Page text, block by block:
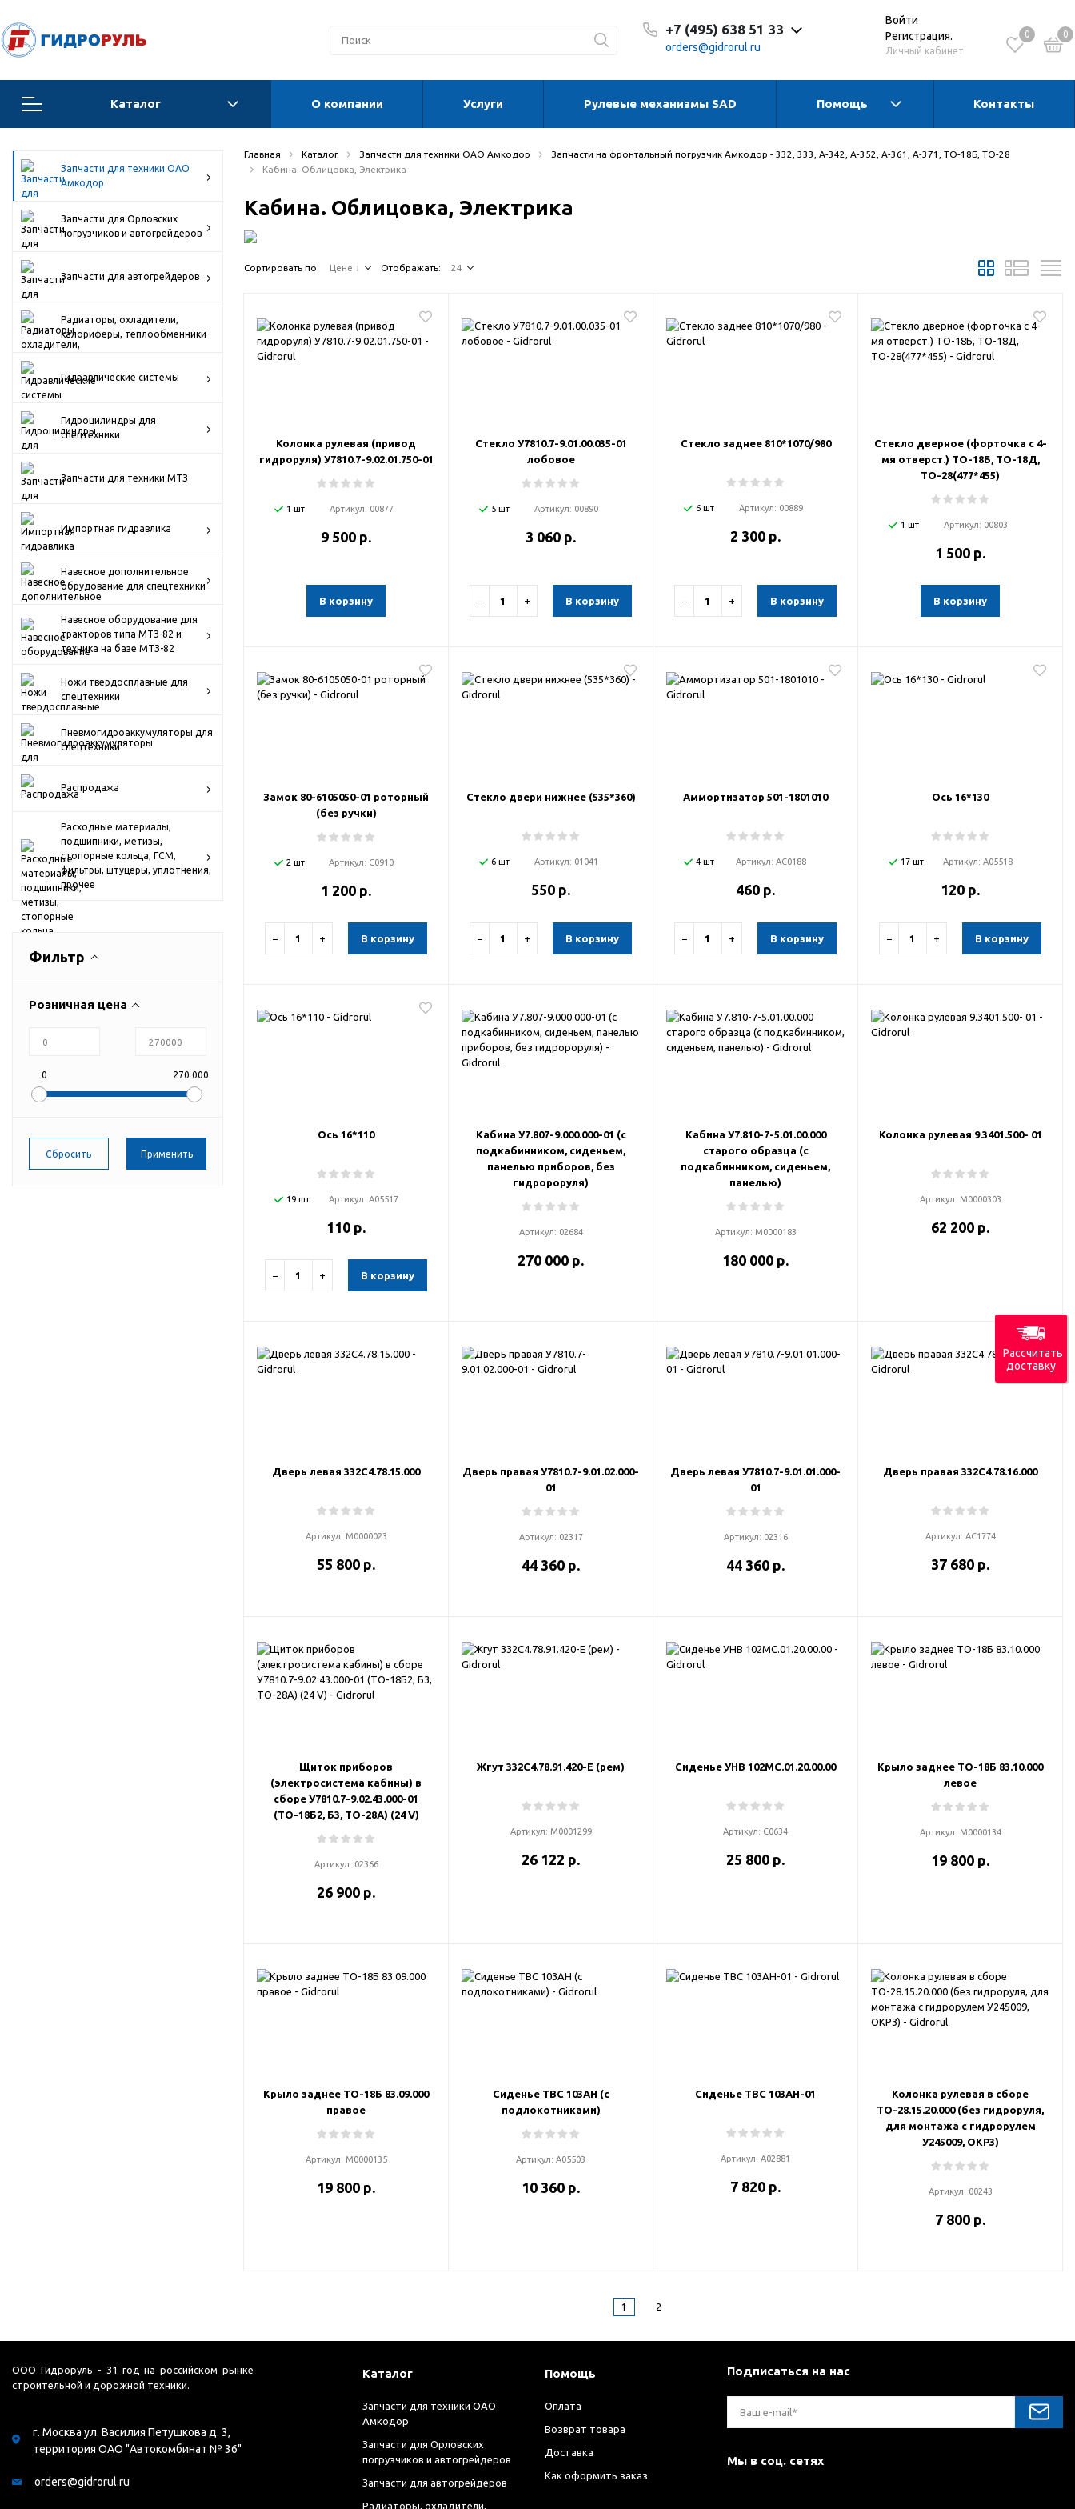
+7 (495) 638 51 33
orders@gidrorul.ru
С 8:30 до 17:30 Пн-Чт
Войти
Регистрация.
Личный кабинет
0 0
Каталог
Запчасти для Орловских погрузчиков и
автогрейдеров
Запчасти для автогрейдеров
Радиаторы, охладители, калориферы,
теплообменники
Гидроцилиндры для спецтехники
Запчасти для техники МТЗ
Импортная гидравлика
Навесное дополнительное
обрудование для спецтехники
Навесное оборудование для тракторов
типа МТЗ-82 и техника на базе МТЗ-82
Ножи твердосплавные для спецтехники
спецтехники
Распродажа
Расходные материалы, подшипники,
метизы, стопорные кольца, ГСМ,
О компании Услуги Рулевые механизмы SAD Помощь Контакты
Запчасти для техники ОАО
Амкодор
Запчасти для Орловских
погрузчиков и автогрейдеров
Запчасти для автогрейдеров
Радиаторы, охладители,
калориферы, теплообменники
Гидравлические системы
Гидроцилиндры для
спецтехники
Запчасти для техники МТЗ
Импортная гидравлика
Навесное дополнительное
обрудование для спецтехники
Навесное оборудование для
тракторов типа МТЗ-82 и
техника на базе МТЗ-82
Ножи твердосплавные для
спецтехники
Пневмогидроаккумуляторы для
спецтехники
Распродажа
Расходные материалы,
подшипники, метизы,
стопорные кольца, ГСМ,
фильтры, штуцеры, уплотнения,
прочее
Фильтр
Розничная цена
0 270 000
Главная Каталог Запчасти для техники ОАО Амкодор
Запчасти на фронтальный погрузчик Амкодор - 332, 333, А-342, А-352, А-361, А-371, ТО-18Б, ТО-28
Кабина. Облицовка, Электрика
Кабина. Облицовка, Электрика
Сортировать по: Цене ↓ Отображать: 24
Колонка рулевая (привод
гидроруля) У7810.7-9.02.01.750-01
1 шт Артикул: 00877
9 500 р.
В корзину
Стекло У7810.7-9.01.00.035-01
лобовое
5 шт Артикул: 00890
3 060 р.
− + В корзину
Стекло заднее 810*1070/980
6 шт Артикул: 00889
2 300 р.
− + В корзину
Стекло дверное (форточка с 4-
мя отверст.) ТО-18Б, ТО-18Д,
ТО-28(477*455)
1 шт Артикул: 00803
1 500 р.
В корзину
Замок 80-6105050-01 роторный
(без ручки)
2 шт Артикул: С0910
1 200 р.
− + В корзину
Стекло двери нижнее (535*360)
6 шт Артикул: 01041
550 р.
− + В корзину
Аммортизатор 501-1801010
4 шт Артикул: АС0188
460 р.
− + В корзину
Ось 16*130
17 шт Артикул: А05518
120 р.
− + В корзину
Ось 16*110
19 шт Артикул: А05517
110 р.
− + В корзину
Кабина У7.807-9.000.000-01 (с
подкабинником, сиденьем,
панелью приборов, без
гидророруля)
Артикул: 02684
270 000 р.
Кабина У7.810-7-5.01.00.000
старого образца (с
подкабинником, сиденьем,
панелью)
Артикул: М0000183
180 000 р.
Колонка рулевая 9.3401.500- 01
Артикул: М0000303
62 200 р.
Дверь левая 332С4.78.15.000
Артикул: М0000023
55 800 р.
Дверь правая У7810.7-9.01.02.000-
01
Артикул: 02317
44 360 р.
Дверь левая У7810.7-9.01.01.000-
01
Артикул: 02316
44 360 р.
Дверь правая 332С4.78.16.000
Артикул: АС1774
37 680 р.
Щиток приборов
(электросистема кабины) в
сборе У7810.7-9.02.43.000-01
(ТО-18Б2, Б3, ТО-28А) (24 V)
Артикул: 02366
26 900 р.
Жгут 332С4.78.91.420-Е (рем)
Артикул: М0001299
26 122 р.
Сиденье УНВ 102МС.01.20.00.00
Артикул: С0634
25 800 р.
Крыло заднее ТО-18Б 83.10.000
левое
Артикул: М0000134
19 800 р.
Крыло заднее ТО-18Б 83.09.000
правое
Артикул: М0000135
19 800 р.
Сиденье ТВС 103АН (с
подлокотниками)
Артикул: А05503
10 360 р.
Сиденье ТВС 103АН-01
Артикул: А02881
7 820 р.
Колонка рулевая в сборе
ТО-28.15.20.000 (без гидроруля,
для монтажа с гидрорулем
У245009, ОКР3)
Артикул: 00243
7 800 р.
1 2
ООО Гидроруль - 31 год на российском рынке
строительной и дорожной техники.
г. Москва ул. Василия Петушкова д. 3,
территория ОАО "Автокомбинат № 36"
orders@gidrorul.ru
Каталог
Запчасти для техники ОАО
Амкодор
Запчасти для Орловских
погрузчиков и автогрейдеров
Запчасти для автогрейдеров
Радиаторы, охладители,
Помощь
Оплата
Возврат товара
Доставка
Как оформить заказ
Подписаться на нас
Мы в соц. сетях
Рассчитать
доставку